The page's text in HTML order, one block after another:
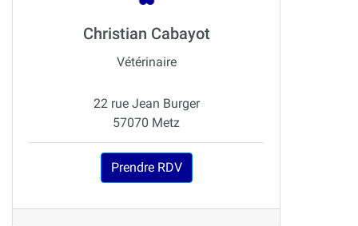
Christian Cabayot
Vétérinaire
22 rue Jean Burger
57070 Metz
Prendre RDV